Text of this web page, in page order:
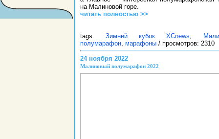
на Малиновой горе.
читать полностью >>
tags:Зимний кубок XCnews
полумарафон марафоны / просмотров: 2310
24 ноября 2022
Малиновый полумарафон 2022